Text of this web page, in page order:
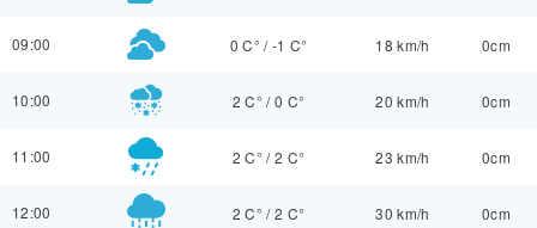
09:00 0 C° / -1 C° 18 km/h 0cm
10:00 2 C° /0 C° 20 km/h 0cm
11:00 2 C° /2 C° 23 km/h 0cm
12:00 2 C° /2 C° 30 km/h 0cm